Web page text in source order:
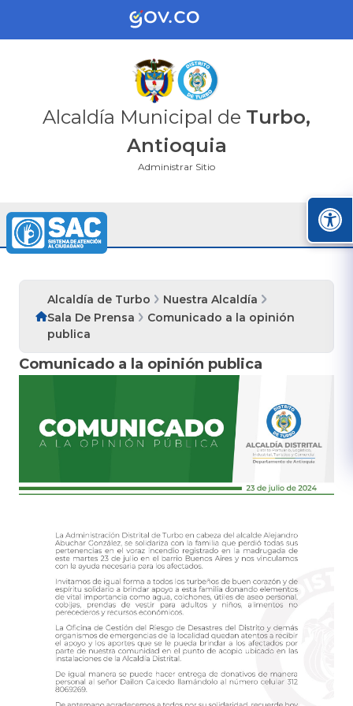
Alcaldía Municipal de Turbo,
Antioquia
Administrar Sitio
Alcaldía de Turbo
Nuestra Alcaldía
Sala De Prensa
Comunicado a la opinión
publica
Comunicado a la opinión publica